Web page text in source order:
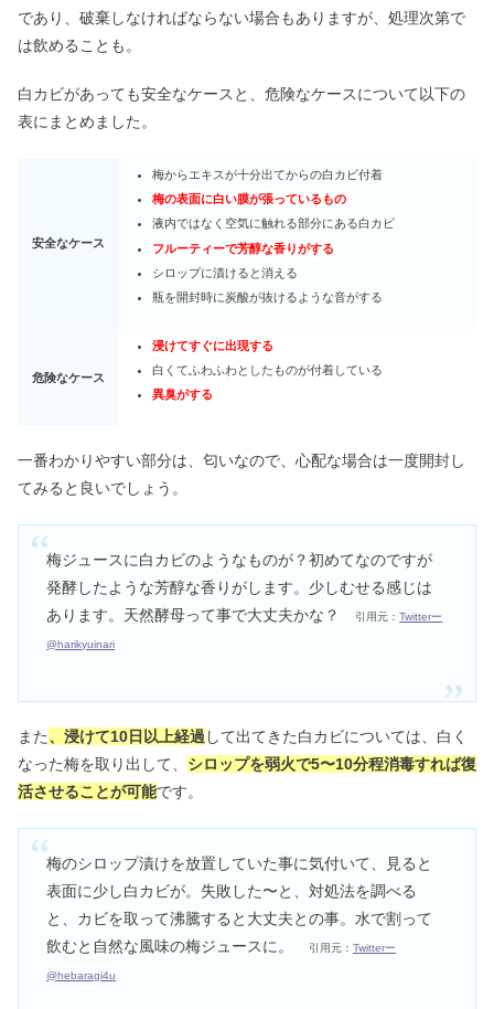
であり、破棄しなければならない場合もありますが、処理次第で
は飲めることも。
白カビがあっても安全なケースと、危険なケースについて以下の
表にまとめました。
安全なケース
梅からエキスが十分出てからの白カビ付着
梅の表面に白い膜が張っているもの
液内ではなく空気に触れる部分にある白カビ
フルーティーで芳醇な香りがする
シロップに漬けると消える
瓶を開封時に炭酸が抜けるような音がする
危険なケース
浸けてすぐに出現する
白くてふわふわとしたものが付着している
異臭がする
一番わかりやすい部分は、匂いなので、心配な場合は一度開封し
てみると良いでしょう。
梅ジュースに白カビのようなものが？️初めてなのですが
発酵したような芳醇な香りがします。少しむせる感じは
あります。天然酵母って事で大丈夫かな？
引用元：Twitterー
@harikyuinari
また、浸けて10日以上経過して出てきた白カビについては、白く
なった梅を取り出して、 シロップを弱火で5〜10分程消毒すれば復
活させることが可能です。
梅のシロップ漬けを放置していた事に気付いて、見ると
表面に少し白カビが。失敗した〜と、対処法を調べる
と、カビを取って沸騰すると大丈夫との事。水で割って
飲むと自然な風味の梅ジュースに。
引用元：Twitterー
@hebaragi4u